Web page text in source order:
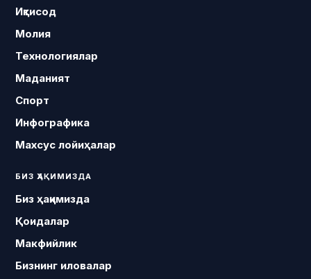
Иқтисод
Молия
Технологиялар
Маданият
Спорт
Инфографика
Махсус лойиҳалар
БИЗ ҲАҚИМИЗДА
Биз ҳақимизда
Қоидалар
Макфийлик
Бизнинг иловалар